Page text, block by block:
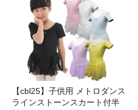
【cbl25】子供用 メトロダンス
ラインストーンスカート付半